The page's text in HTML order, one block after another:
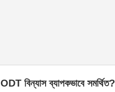
ODT বিন্যাস ব্যাপকভাবে সমর্থিত?